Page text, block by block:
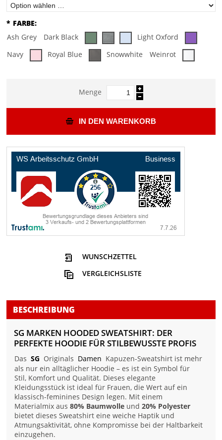
* FARBE:
Ash Grey
Dark Black
Light Oxford
Navy
Royal Blue Snowwhite Weinrot
Menge
IN DEN WARENKORB
WUNSCHZETTEL
VERGLEICHSLISTE
BESCHREIBUNG
SG MARKEN HOODED SWEATSHIRT: DER
PERFEKTE HOODIE FÜR STILBEWUSSTE PROFIS
Das SG Originals Damen Kapuzen-Sweatshirt ist mehr
als nur ein alltäglicher Hoodie – es ist ein Symbol für
Stil, Komfort und Qualität. Dieses elegante
Kleidungsstück ist ideal für Frauen, die Wert auf ein
klassisch-feminines Design legen. Mit einem
Materialmix aus80% Baumwolle und20% Polyester
bietet dieses Sweatshirt eine weiche Haptik und
Atmungsaktivität, ohne Kompromisse bei der Haltbarkeit
einzugehen.